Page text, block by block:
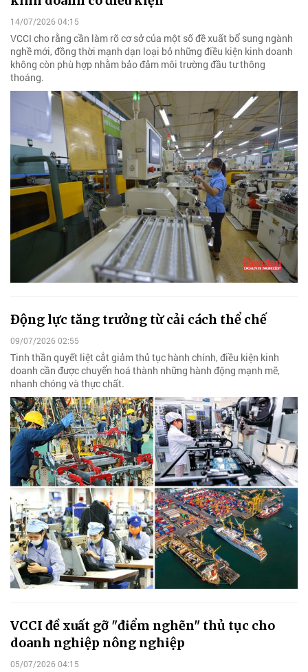
14/07/2026 04:15
VCCI cho rằng cần làm rõ cơ sở của một số đề xuất bổ sung ngành
nghề mới, đồng thời mạnh dạn loại bỏ những điều kiện kinh doanh
không còn phù hợp nhằm bảo đảm môi trường đầu tư thông
thoáng.
Động lực tăng trưởng từ cải cách thể chế
09/07/2026 02:55
Tinh thần quyết liệt cắt giảm thủ tục hành chính, điều kiện kinh
doanh cần được chuyển hoá thành những hành động mạnh mẽ,
nhanh chóng và thực chất.
VCCI đề xuất gỡ "điểm nghẽn" thủ tục cho
doanh nghiệp nông nghiệp
05/07/2026 04:15